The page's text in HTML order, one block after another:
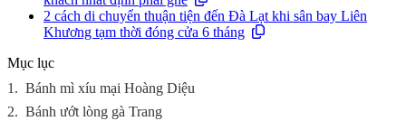
2 cách di chuyển thuận tiện đến Đà Lạt khi sân bay Liên
Khương tạm thời đóng cửa 6 tháng
Mục lục
1. Bánh mì xíu mại Hoàng Diệu
2. Bánh ướt lòng gà Trang